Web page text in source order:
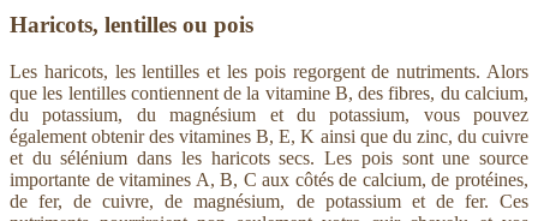
Haricots, lentilles ou pois
Les haricots, les lentilles et les pois regorgent de nutriments. Alors
que les lentilles contiennent de la vitamine B, des fibres, du calcium,
du potassium, du magnésium et du potassium, vous pouvez
également obtenir des vitamines B, E, K ainsi que du zinc, du cuivre
et du sélénium dans les haricots secs. Les pois sont une source
importante de vitamines A, B, C aux côtés de calcium, de protéines,
de fer, de cuivre, de magnésium, de potassium et de fer. Ces